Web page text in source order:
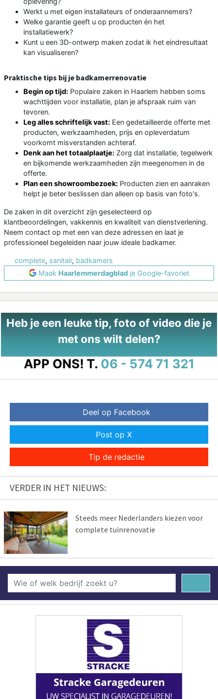
Werkt u met eigen installateurs of onderaannemers?
Welke garantie geeft u op producten én het
installatiewerk?
Kunt u een 3D-ontwerp maken zodat ik het eindresultaat
kan visualiseren?
Praktische tips bij je badkamerrenovatie
Begin op tijd: Populaire zaken in Haarlem hebben soms
wachttijden voor installatie, plan je afspraak ruim van
tevoren.
Leg alles schriftelijk vast: Een gedetailleerde offerte met
producten, werkzaamheden, prijs en opleverdatum
voorkomt misverstanden achteraf.
Denk aan het totaalplaatje: Zorg dat installatie, tegelwerk
en bijkomende werkzaamheden zijn meegenomen in de
offerte.
Plan een showroombezoek: Producten zien en aanraken
helpt je beter beslissen dan alleen op basis van foto's.
De zaken in dit overzicht zijn geselecteerd op
klantbeoordelingen, vakkennis en kwaliteit van dienstverlening.
Neem contact op met een van deze adressen en laat je
professioneel begeleiden naar jouw ideale badkamer.
complete, sanitair, badkamers
Maak Haarlemmerdagblad je Google-favoriet
Heb je een leuke tip, foto of video die je
met ons wilt delen?
APP ONS! T. 06 - 574 71 321
Deel op Facebook
Post op X
Tip de redactie
VERDER IN HET NIEUWS:
Steeds meer Nederlanders kiezen voor
complete tuinrenovatie